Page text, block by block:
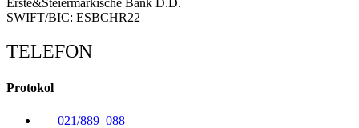
SWIFT/BIC: ESBCHR22
TELEFON
Protokol
021/889–088